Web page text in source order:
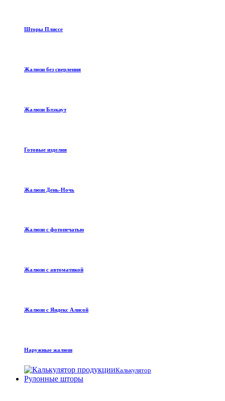
Шторы Плиссе
Жалюзи без сверления
Жалюзи Блэкаут
Готовые изделия
Жалюзи День-Ночь
Жалюзи с фотопечатью
Жалюзи с автоматикой
Жалюзи с Яндекс Алисой
Наружные жалюзи
Калькулятор
Рулонные шторы